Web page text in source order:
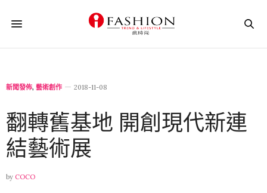
新聞發佈, 藝術創作 2018-11-08
翻轉舊基地 開創現代新連
結藝術展
by COCO